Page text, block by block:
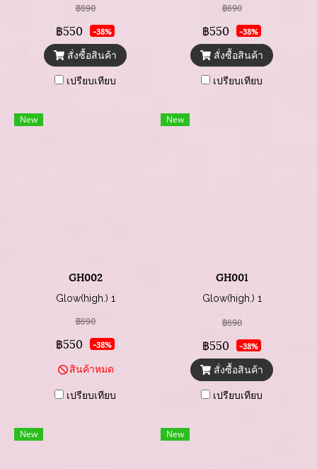
฿890
฿550 -38%
สั่งซื้อสินค้า
เปรียบเทียบ
฿890
฿550 -38%
สั่งซื้อสินค้า
เปรียบเทียบ
New
GH002
Glow(high.) 1
฿890
฿550 -38%
สินค้าหมด
เปรียบเทียบ
New
GH001
Glow(high.) 1
฿890
฿550 -38%
สั่งซื้อสินค้า
เปรียบเทียบ
New New